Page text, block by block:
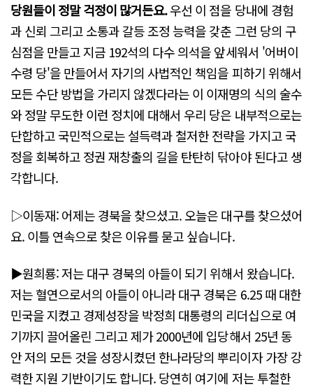
당원들이 정말 걱정이 많거든요.우선 이 점을 당내에 경험
과 신뢰 그리고 소통과 갈등 조정 능력을 갖춘 그런 당의 구
심점을 만들고 지금 192석의 다수 의석을 앞세워서 '어버이
수령 당'을 만들어서 자기의 사법적인 책임을 피하기 위해서
모든 수단 방법을 가리지 않겠다라는 이 이재명의 식의 술수
와 정말 무도한 이런 정치에 대해서 우리 당은 내부적으로는
단합하고 국민적으로는 설득력과 철저한 전략을 가지고 국
정을 회복하고 정권 재창출의 길을 탄탄히 닦아야 된다고 생
각합니다.
▷이동재: 어제는 경북을 찾으셨고. 오늘은 대구를 찾으셨어
요. 이틀 연속으로 찾은 이유를 묻고 싶습니다.
▶원희룡: 저는 대구 경북의 아들이 되기 위해서 왔습니다.
저는 혈연으로서의 아들이 아니라 대구 경북은 6.25 때 대한
민국을 지켰고 경제성장을 박정희 대통령의 리더십으로 여
기까지 끌어올린 그리고 제가 2000년에 입당해서 25년 동
안 저의 모든 것을 성장시켰던 한나라당의 뿌리이자 가장 강
력한 지원 기반이기도 합니다. 당연히 여기에 저는 투철한